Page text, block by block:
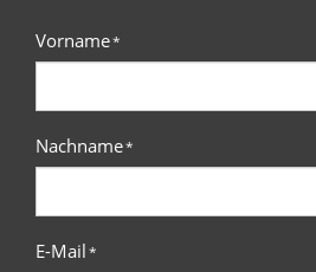
Vorname*
Nachname*
E-Mail*